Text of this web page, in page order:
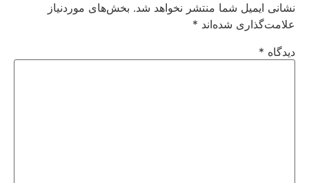
نشانی ایمیل شما منتشر نخواهد شد. بخش‌های موردنیاز
علامت‌گذاری شده‌اند *
دیدگاه *